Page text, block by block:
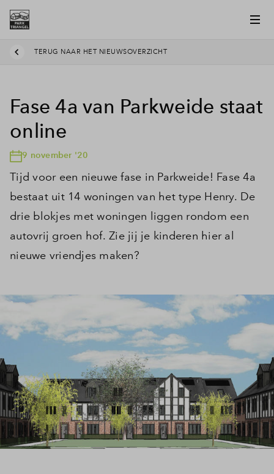
TERUG NAAR HET NIEUWSOVERZICHT
Fase 4a van Parkweide staat
online
9 november '20
Tijd voor een nieuwe fase in Parkweide! Fase 4a
bestaat uit 14 woningen van het type Henry. De
drie blokjes met woningen liggen rondom een
autovrij groen hof. Zie jij je kinderen hier al
nieuwe vriendjes maken?